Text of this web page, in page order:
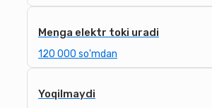
Menga elektr toki uradi
120 000 so'mdan
Yoqilmaydi